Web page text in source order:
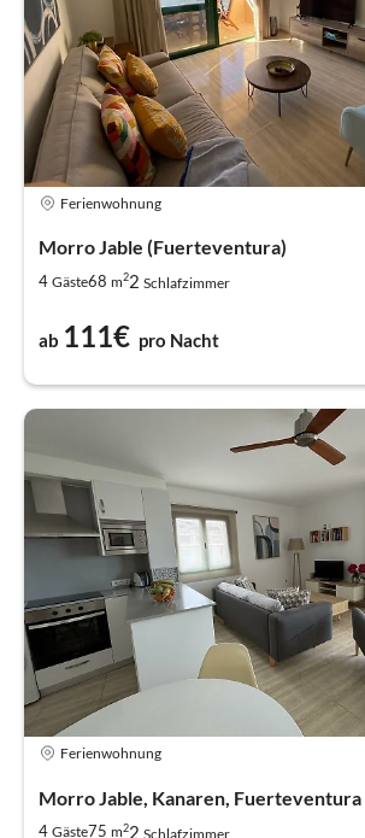
Ferienwohnung
Morro Jable (Fuerteventura)
4 Gäste68 m22 Schlafzimmer
ab 111€ pro Nacht
Ferienwohnung
Morro Jable, Kanaren, Fuerteventura
4 Gäste75 m22 Schlafzimmer